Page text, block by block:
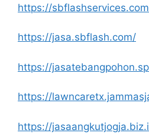
https://
https://jasa.sbflash.com/
https://
https://
https://